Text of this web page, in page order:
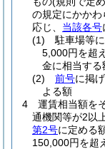
の規定にかかわ
応じ、 当該各号
(1)
駐車場等
5,000円を超
金に相当す
(2)
前号に掲
よる額
4
運賃相当額を
通機関等が2以
第2号に定める
150,000円を超